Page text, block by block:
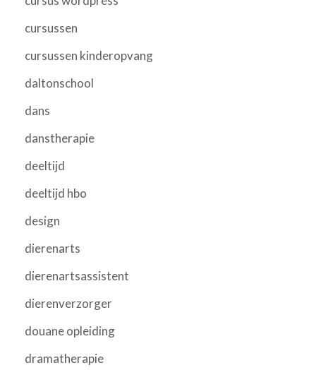
cursussen
cursussen kinderopvang
daltonschool
dans
danstherapie
deeltijd
deeltijd hbo
design
dierenarts
dierenartsassistent
dierenverzorger
douane opleiding
dramatherapie